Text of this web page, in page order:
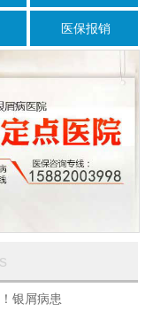
医保报销
银屑病患